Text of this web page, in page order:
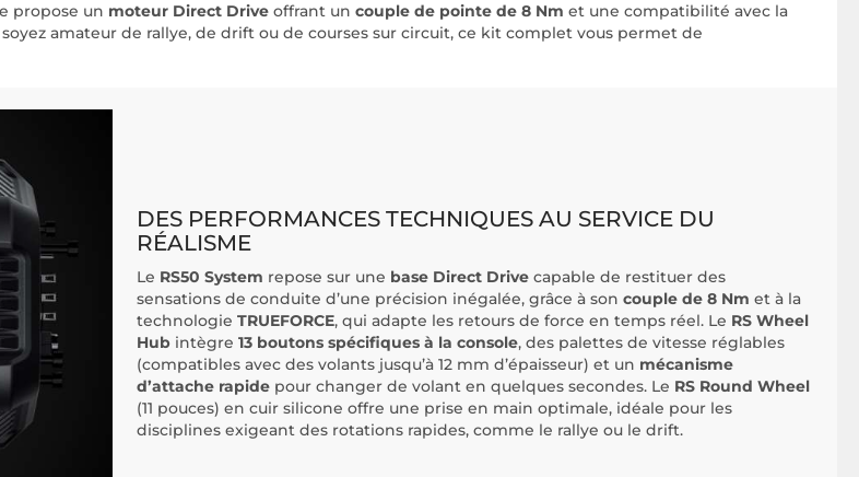
propose un moteur Direct Drive offrant un couple de pointe de 8 Nm et une compatibilité avec la
amateur de rallye, de drift ou de courses sur circuit, ce kit complet vous permet de
DES PERFORMANCES TECHNIQUES AU SERVICE DU
RÉALISME
Le RS50 System repose sur une base Direct Drive capable de restituer des
sensations de conduite d’une précision inégalée, grâce à son couple de 8 Nm et à la
technologie TRUEFORCE, qui adapte les retours de force en temps réel. Le RS Wheel
Hub intègre 13 boutons spécifiques à la console, des palettes de vitesse réglables
(compatibles avec des volants jusqu’à 12 mm d’épaisseur) et un mécanisme
d’attache rapide pour changer de volant en quelques secondes. Le RS Round Wheel
(11 pouces) en cuir silicone offre une prise en main optimale, idéale pour les
disciplines exigeant des rotations rapides, comme le rallye ou le drift.